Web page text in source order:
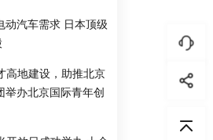
动汽车需求 日本顶级
高地建设，助推北京
举办北京国际青年创